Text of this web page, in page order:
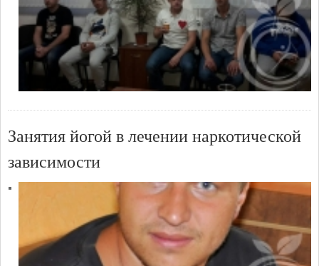
Занятия йогой в лечении наркотической
зависимости